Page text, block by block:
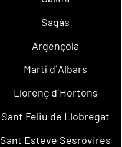
Sagàs
Argençola
Martí d´Albars
Llorenç d´Hortons
Sant Feliu de Llobregat
Sant Esteve Sesrovires